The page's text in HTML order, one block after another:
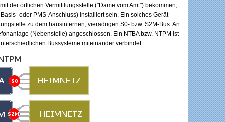
der örtlichen Vermittlungsstelle ("Dame vom Amt") bekommen,
oder PMS-Anschluss) installiert sein. Ein solches Gerät
zu dem hausinternen, vieradrigen S0- bzw. S2M-Bus. An
(Nebenstelle) angeschlossen. Ein NTBA bzw. NTPM ist
Bussysteme miteinander verbindet.